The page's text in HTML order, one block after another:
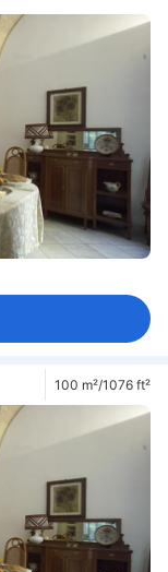
100 m²/1076 ft²